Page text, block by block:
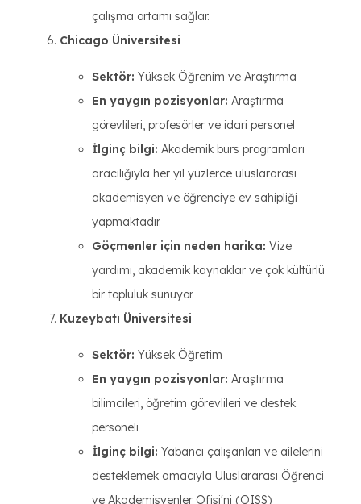
çalışma ortamı sağlar.
Chicago Üniversitesi
Sektör: Yüksek Öğrenim ve Araştırma
En yaygın pozisyonlar: Araştırma
görevlileri, profesörler ve idari personel
İlginç bilgi: Akademik burs programları
aracılığıyla her yıl yüzlerce uluslararası
akademisyen ve öğrenciye ev sahipliği
yapmaktadır.
Göçmenler için neden harika: Vize
yardımı, akademik kaynaklar ve çok kültürlü
bir topluluk sunuyor.
Kuzeybatı Üniversitesi
Sektör: Yüksek Öğretim
En yaygın pozisyonlar: Araştırma
bilimcileri, öğretim görevlileri ve destek
personeli
İlginç bilgi: Yabancı çalışanları ve ailelerini
desteklemek amacıyla Uluslararası Öğrenci
ve Akademisyenler Ofisi'ni (OISS)